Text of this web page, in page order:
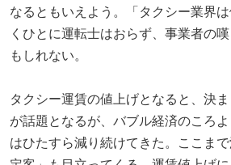
なるともいえよう。「タクシー業界
くひとに運転士はおらず、事業者の
もしれない。
タクシー運賃の値上げとなると、決
が話題となるが、バブル経済のころ
はひたすら減り続けてきた。ここま